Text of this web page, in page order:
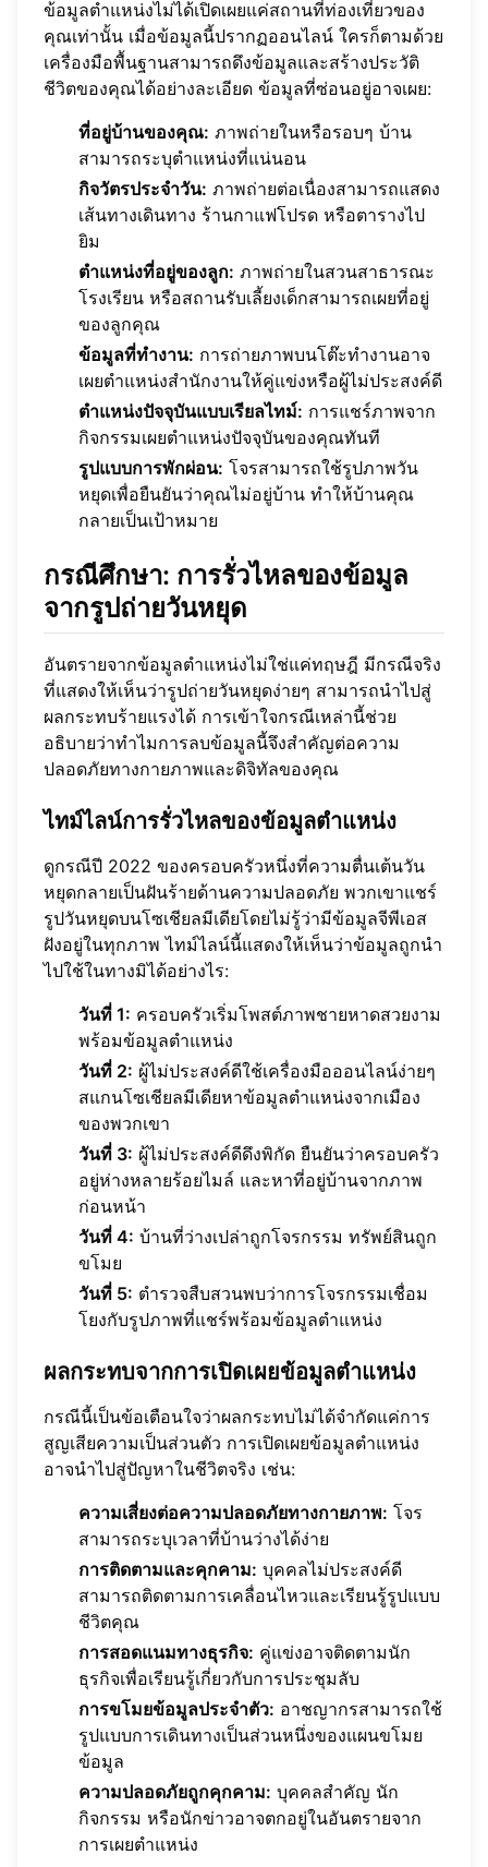
ข้อมูลตำแหน่งไม่ได้เปิดเผยแค่สถานที่ท่องเที่ยวของ
คุณเท่านั้น เมื่อข้อมูลนี้ปรากฏออนไลน์ ใครก็ตามด้วย
เครื่องมือพื้นฐานสามารถดึงข้อมูลและสร้างประวัติ
ชีวิตของคุณได้อย่างละเอียด ข้อมูลที่ซ่อนอยู่อาจเผย:
ที่อยู่บ้านของคุณ: ภาพถ่ายในหรือรอบๆ บ้าน
สามารถระบุตำแหน่งที่แน่นอน
กิจวัตรประจำวัน: ภาพถ่ายต่อเนื่องสามารถแสดง
เส้นทางเดินทาง ร้านกาแฟโปรด หรือตารางไป
ยิม
ตำแหน่งที่อยู่ของลูก: ภาพถ่ายในสวนสาธารณะ
โรงเรียน หรือสถานรับเลี้ยงเด็กสามารถเผยที่อยู่
ของลูกคุณ
ข้อมูลที่ทำงาน: การถ่ายภาพบนโต๊ะทำงานอาจ
เผยตำแหน่งสำนักงานให้คู่แข่งหรือผู้ไม่ประสงค์ดี
ตำแหน่งปัจจุบันแบบเรียลไทม์: การแชร์ภาพจาก
กิจกรรมเผยตำแหน่งปัจจุบันของคุณทันที
รูปแบบการพักผ่อน: โจรสามารถใช้รูปภาพวัน
หยุดเพื่อยืนยันว่าคุณไม่อยู่บ้าน ทำให้บ้านคุณ
กลายเป็นเป้าหมาย
กรณีศึกษา: การรั่วไหลของข้อมูล
จากรูปถ่ายวันหยุด
อันตรายจากข้อมูลตำแหน่งไม่ใช่แค่ทฤษฎี มีกรณีจริง
ที่แสดงให้เห็นว่ารูปถ่ายวันหยุดง่ายๆ สามารถนำไปสู่
ผลกระทบร้ายแรงได้ การเข้าใจกรณีเหล่านี้ช่วย
อธิบายว่าทำไมการลบข้อมูลนี้จึงสำคัญต่อความ
ปลอดภัยทางกายภาพและดิจิทัลของคุณ
ไทม์ไลน์การรั่วไหลของข้อมูลตำแหน่ง
ดูกรณีปี 2022 ของครอบครัวหนึ่งที่ความตื่นเต้นวัน
หยุดกลายเป็นฝันร้ายด้านความปลอดภัย พวกเขาแชร์
รูปวันหยุดบนโซเชียลมีเดียโดยไม่รู้ว่ามีข้อมูลจีพีเอส
ฝังอยู่ในทุกภาพ ไทม์ไลน์นี้แสดงให้เห็นว่าข้อมูลถูกนำ
ไปใช้ในทางมิได้อย่างไร:
วันที่ 1: ครอบครัวเริ่มโพสต์ภาพชายหาดสวยงาม
พร้อมข้อมูลตำแหน่ง
วันที่ 2: ผู้ไม่ประสงค์ดีใช้เครื่องมือออนไลน์ง่ายๆ
สแกนโซเชียลมีเดียหาข้อมูลตำแหน่งจากเมือง
ของพวกเขา
วันที่ 3: ผู้ไม่ประสงค์ดีดึงพิกัด ยืนยันว่าครอบครัว
อยู่ห่างหลายร้อยไมล์ และหาที่อยู่บ้านจากภาพ
ก่อนหน้า
วันที่ 4: บ้านที่ว่างเปล่าถูกโจรกรรม ทรัพย์สินถูก
ขโมย
วันที่ 5: ตำรวจสืบสวนพบว่าการโจรกรรมเชื่อม
โยงกับรูปภาพที่แชร์พร้อมข้อมูลตำแหน่ง
ผลกระทบจากการเปิดเผยข้อมูลตำแหน่ง
กรณีนี้เป็นข้อเตือนใจว่าผลกระทบไม่ได้จำกัดแค่การ
สูญเสียความเป็นส่วนตัว การเปิดเผยข้อมูลตำแหน่ง
อาจนำไปสู่ปัญหาในชีวิตจริง เช่น:
ความเสี่ยงต่อความปลอดภัยทางกายภาพ: โจร
สามารถระบุเวลาที่บ้านว่างได้ง่าย
การติดตามและคุกคาม: บุคคลไม่ประสงค์ดี
สามารถติดตามการเคลื่อนไหวและเรียนรู้รูปแบบ
ชีวิตคุณ
การสอดแนมทางธุรกิจ: คู่แข่งอาจติดตามนัก
ธุรกิจเพื่อเรียนรู้เกี่ยวกับการประชุมลับ
การขโมยข้อมูลประจำตัว: อาชญากรสามารถใช้
รูปแบบการเดินทางเป็นส่วนหนึ่งของแผนขโมย
ข้อมูล
ความปลอดภัยถูกคุกคาม: บุคคลสำคัญ นัก
กิจกรรม หรือนักข่าวอาจตกอยู่ในอันตรายจาก
การเผยตำแหน่ง